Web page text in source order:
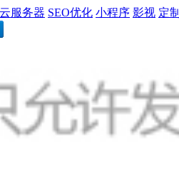
云服务器 SEO优化 小程序 影视 定